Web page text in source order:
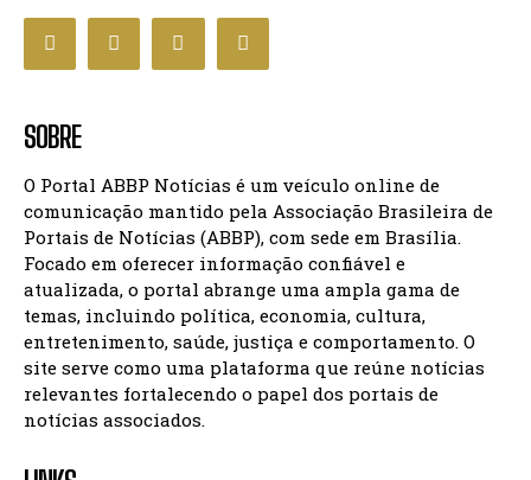
SOBRE
O Portal ABBP Notícias é um veículo online de
comunicação mantido pela Associação Brasileira de
Portais de Notícias (ABBP), com sede em Brasília.
Focado em oferecer informação confiável e
atualizada, o portal abrange uma ampla gama de
temas, incluindo política, economia, cultura,
entretenimento, saúde, justiça e comportamento. O
site serve como uma plataforma que reúne notícias
relevantes fortalecendo o papel dos portais de
notícias associados.